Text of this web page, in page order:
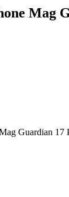
Mag
Guardian 17